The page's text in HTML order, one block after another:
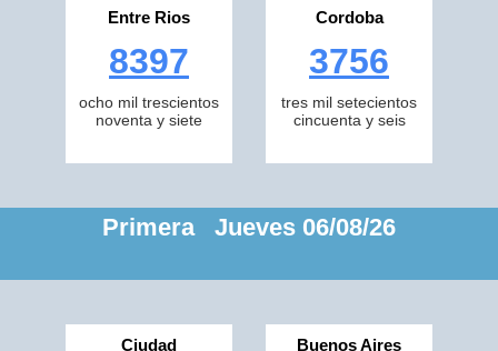
Entre Rios
8397
ocho mil trescientos
noventa y siete
Cordoba
3756
tres mil setecientos
cincuenta y seis
Primera Jueves 06/08/26
Ciudad Buenos Aires